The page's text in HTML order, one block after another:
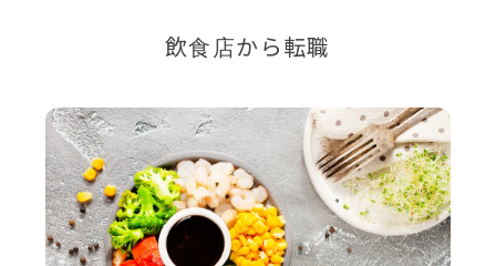
飲食店から転職